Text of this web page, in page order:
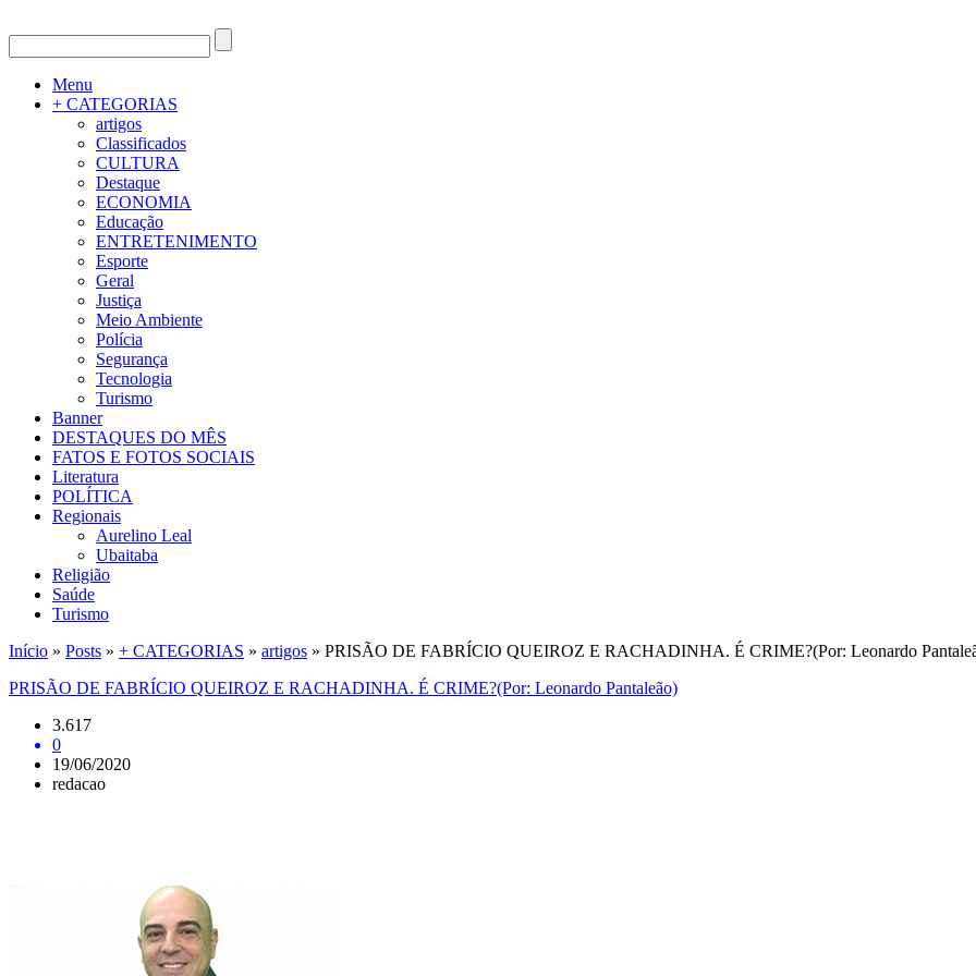
Menu
+ CATEGORIAS
artigos
Classificados
CULTURA
Destaque
ECONOMIA
Educação
ENTRETENIMENTO
Esporte
Geral
Justiça
Meio Ambiente
Polícia
Segurança
Tecnologia
Turismo
Banner
DESTAQUES DO MÊS
FATOS E FOTOS SOCIAIS
Literatura
POLÍTICA
Regionais
Aurelino Leal
Ubaitaba
Religião
Saúde
Turismo
Início » Posts » + CATEGORIAS » artigos » PRISÃO DE FABRÍCIO QUEIROZ E RACHADINHA. É CRIME?(Por: Leonardo
PRISÃO DE FABRÍCIO QUEIROZ E RACHADINHA. É CRIME?(Por: Leonardo Pantaleão)
3.617
0
19/06/2020
redacao